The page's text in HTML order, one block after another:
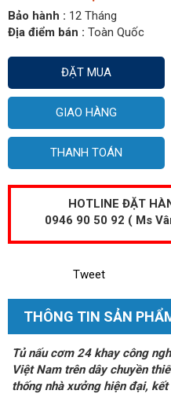
Bảo hành : 12 Tháng
Địa điểm bán : Toàn Quốc
ĐẶT MUA
GIAO HÀNG
THANH TOÁN
HOTLINE ĐẶT
0946 90 50 92 ( Ms
Tweet
THÔNG TIN SẢN
Tủ nấu cơm 24 khay công
Việt Nam trên dây chuyền
thống nhà xưởng hiện đại,